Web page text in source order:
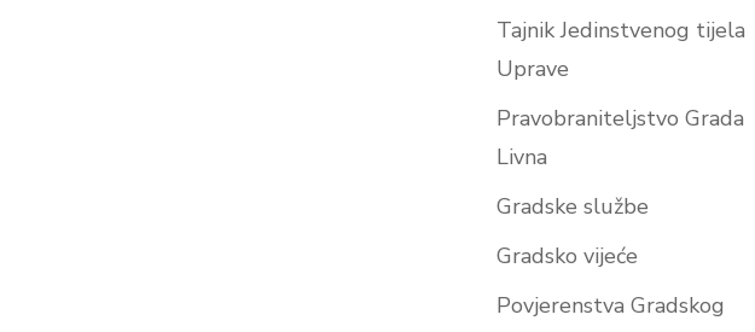
Tajnik Jedinstvenog tijela
Uprave
Pravobraniteljstvo Grada
Livna
Gradske službe
Gradsko vijeće
Povjerenstva Gradskog